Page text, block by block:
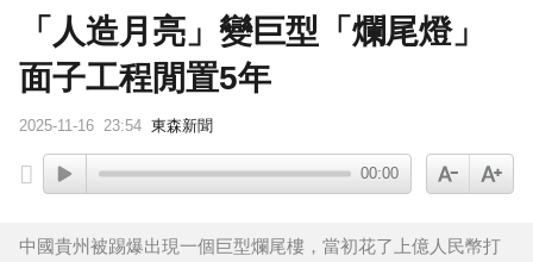
「人造月亮」變巨型「爛尾燈」
面子工程閒置5年
2025-11-16 23:54 東森新聞
00:00
中國貴州被踢爆出現一個巨型爛尾樓，當初花了上億人民幣打